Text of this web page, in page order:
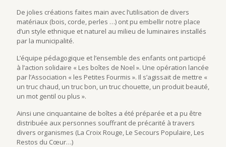
De jolies créations faites main avec l’utilisation de divers
matériaux (bois, corde, perles …) ont pu embellir notre place
d’un style ethnique et naturel au milieu de luminaires installés
par la municipalité.
L’équipe pédagogique et l’ensemble des enfants ont participé
à l’action solidaire « Les boîtes de Noel ». Une opération lancée
par l’Association « les Petites Fourmis ». Il s’agissait de mettre «
un truc chaud, un truc bon, un truc chouette, un produit beauté,
un mot gentil ou plus ».
Ainsi une cinquantaine de boîtes a été préparée et a pu être
distribuée aux personnes souffrant de précarité à travers
divers organismes (La Croix Rouge, Le Secours Populaire, Les
Restos du Cœur…)